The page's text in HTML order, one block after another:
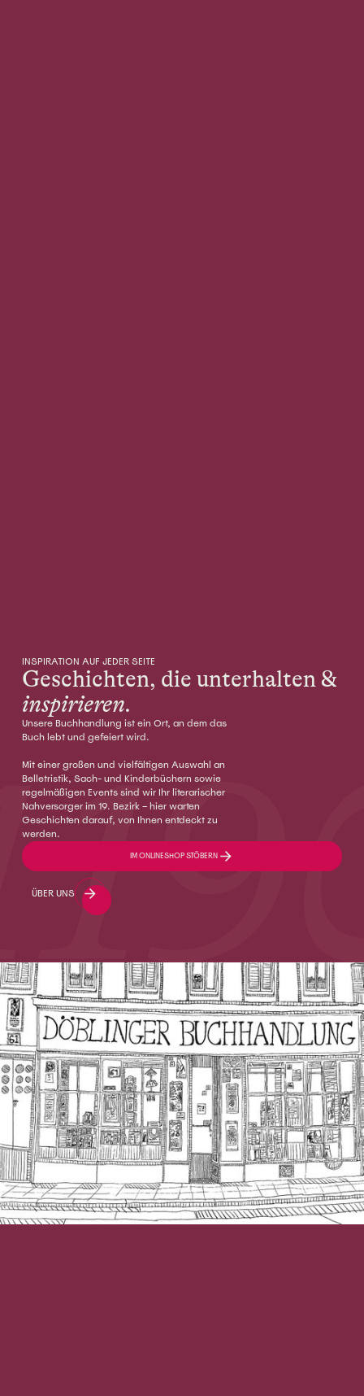
INSPIRATION AUF JEDER SEITE
Geschichten, die unterhalten &
inspirieren.
Unsere Buchhandlung ist ein Ort, an dem das
Buch lebt und gefeiert wird.
Mit einer großen und vielfältigen Auswahl an
Belletristik, Sach- und Kinderbüchern sowie
regelmäßigen Events sind wir Ihr literarischer
Nahversorger im 19. Bezirk – hier warten
Geschichten darauf, von Ihnen entdeckt zu
werden.
IM ONLINESHOP STÖBERN
ÜBER UNS